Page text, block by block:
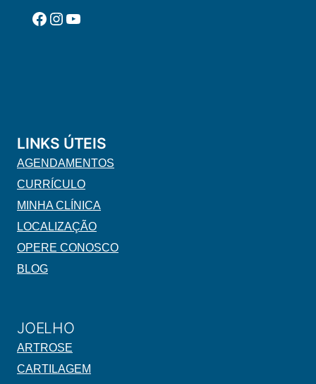
Facebook
Instagram
YouTube
LINKS ÚTEIS
AGENDAMENTOS
CURRÍCULO
MINHA CLÍNICA
LOCALIZAÇÃO
OPERE CONOSCO
BLOG
JOELHO
ARTROSE
CARTILAGEM